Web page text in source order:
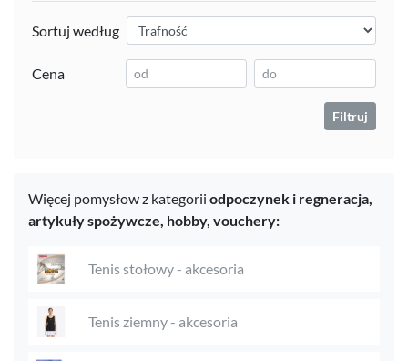
Sortuj według
Cena
Filtruj
Więcej pomysłow z kategorii odpoczynek i regneracja,
artykuły spożywcze, hobby, vouchery:
Tenis stołowy - akcesoria
Tenis ziemny - akcesoria